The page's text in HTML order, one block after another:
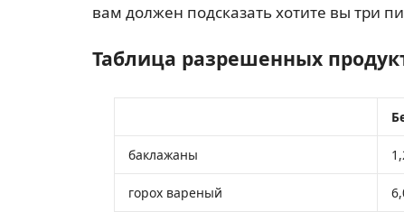
вам должен подсказать хотите вы три
Таблица разрешенных
баклажаны
горох вареный